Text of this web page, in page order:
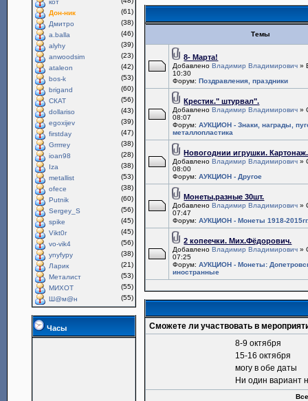
кот
Дон-ник
(61)
Дмитро
(38)
a.balla
(46)
alyhy
(39)
anwoodsim
(23)
ataleon
(42)
bos-k
(53)
brigand
(60)
СКАТ
(56)
dollariso
(43)
egoxijev
(39)
firstday
(47)
Grrrrey
(38)
ioan98
(28)
Iza
(38)
metallist
(53)
ofece
(38)
Putnik
(60)
Sergey_S
(56)
spike
(45)
Vikt0r
(45)
vo-vik4
(56)
ynyfypy
(38)
Ларик
(21)
Металист
(53)
МИХОТ
(55)
Ш@м@н
(55)
Часы
Темы
8- Марта!
ДобавленоВладимир Владимирович »
10:30
Форум:Поздравления, праздники
Крестик." штурвал".
ДобавленоВладимир Владимирович »
08:07
Форум:АУКЦИОН - Знаки, награды,
металлопластика
Новогоднии игрушки. Картонаж.
ДобавленоВладимир Владимирович »
08:00
Форум:АУКЦИОН - Другое
Монеты,разные 30шт.
ДобавленоВладимир Владимирович »
07:47
Форум:АУКЦИОН - Монеты 1918-
2 копеечки. Мих.Фёдорович.
ДобавленоВладимир Владимирович »
07:25
Форум:АУКЦИОН - Монеты:
иностранные
Сможете ли участвовать в
8-9 октября
15-16 октября
могу в обе даты
Ни один вариант